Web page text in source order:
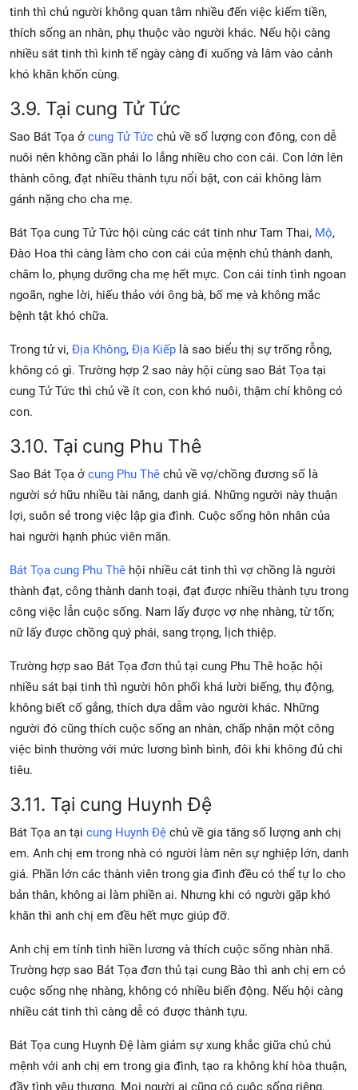
tinh thì chủ người không quan tâm nhiều đến việc kiếm tiền,
thích sống an nhàn, phụ thuộc vào người khác. Nếu hội càng
nhiều sát tinh thì kinh tế ngày càng đi xuống và lâm vào cảnh
khó khăn khốn cùng.
3.9. Tại cung Tử Tức
Sao Bát Tọa ở cung Tử Tức chủ về số lượng con đông, con dễ
nuôi nên không cần phải lo lắng nhiều cho con cái. Con lớn lên
thành công, đạt nhiều thành tựu nổi bật, con cái không làm
gánh nặng cho cha mẹ.
Bát Tọa cung Tử Tức hội cùng các cát tinh như Tam Thai, Mộ,
Đào Hoa thì càng làm cho con cái của mệnh chủ thành danh,
chăm lo, phụng dưỡng cha mẹ hết mực. Con cái tính tình ngoan
ngoãn, nghe lời, hiếu thảo với ông bà, bố mẹ và không mắc
bệnh tật khó chữa.
Trong tử vi, Địa Không, Địa Kiếp là sao biểu thị sự trống rỗng,
không có gì. Trường hợp 2 sao này hội cùng sao Bát Tọa tại
cung Tử Tức thì chủ về ít con, con khó nuôi, thậm chí không có
con.
3.10. Tại cung Phu Thê
Sao Bát Tọa ở cung Phu Thê chủ về vợ/chồng đương số là
người sở hữu nhiều tài năng, danh giá. Những người này thuận
lợi, suôn sẻ trong việc lập gia đình. Cuộc sống hôn nhân của
hai người hạnh phúc viên mãn.
Bát Tọa cung Phu Thê hội nhiều cát tinh thì vợ chồng là người
thành đạt, công thành danh toại, đạt được nhiều thành tựu trong
công việc lẫn cuộc sống. Nam lấy được vợ nhẹ nhàng, từ tốn;
nữ lấy được chồng quý phái, sang trọng, lịch thiệp.
Trường hợp sao Bát Tọa đơn thủ tại cung Phu Thê hoặc hội
nhiều sát bại tinh thì người hôn phối khá lười biếng, thụ động,
không biết cố gắng, thích dựa dẫm vào người khác. Những
người đó cũng thích cuộc sống an nhàn, chấp nhận một công
việc bình thường với mức lương bình bình, đôi khi không đủ chi
tiêu.
3.11. Tại cung Huynh Đệ
Bát Tọa an tại cung Huynh Đệ chủ về gia tăng số lượng anh chị
em. Anh chị em trong nhà có người làm nên sự nghiệp lớn, danh
giá. Phần lớn các thành viên trong gia đình đều có thể tự lo cho
bản thân, không ai làm phiền ai. Nhưng khi có người gặp khó
khăn thì anh chị em đều hết mực giúp đỡ.
Anh chị em tính tình hiền lương và thích cuộc sống nhàn nhã.
Trường hợp sao Bát Tọa đơn thủ tại cung Bào thì anh chị em có
cuộc sống nhẹ nhàng, không có nhiều biến động. Nếu hội càng
nhiều cát tinh thì càng dễ có được thành tựu.
Bát Tọa cung Huynh Đệ làm giảm sự xung khắc giữa chủ chủ
mệnh với anh chị em trong gia đình, tạo ra không khí hòa thuận,
đầy tình yêu thương. Mọi người ai cũng có cuộc sống riêng,